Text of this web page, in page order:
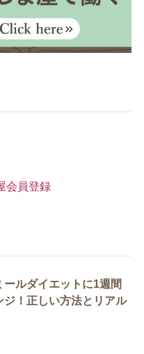
ールダイエットに1週間
ジ！正しい方法とリアル